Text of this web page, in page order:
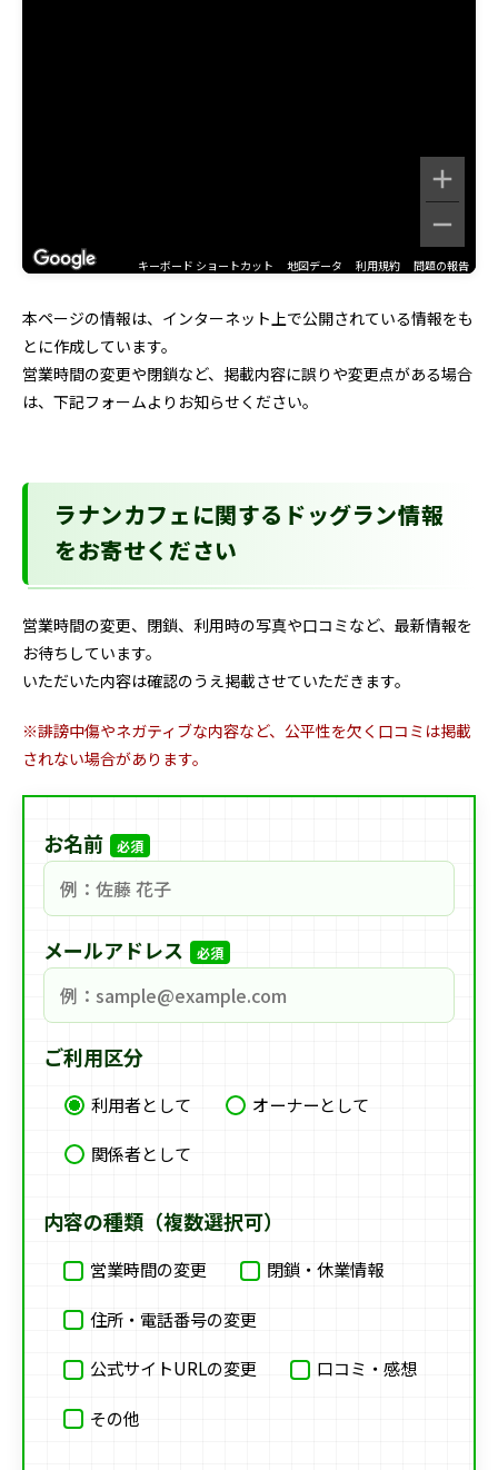
キーボード ショートカット 地図データ 利用規約 問題の報告
本ページの情報は、インターネット上で公開されている情報をも
とに作成しています。
営業時間の変更や閉鎖など、掲載内容に誤りや変更点がある場合
は、下記フォームよりお知らせください。
ラナンカフェに関するドッグラン情報
をお寄せください
営業時間の変更、閉鎖、利用時の写真や口コミなど、最新情報を
お待ちしています。
いただいた内容は確認のうえ掲載させていただきます。
※誹謗中傷やネガティブな内容など、公平性を欠く口コミは掲載
されない場合があります。
お名前 必須
メールアドレス 必須
ご利用区分
利用者として
オーナーとして
関係者として
内容の種類（複数選択可）
営業時間の変更 閉鎖・休業情報
住所・電話番号の変更
公式サイトURLの変更 口コミ・感想
その他